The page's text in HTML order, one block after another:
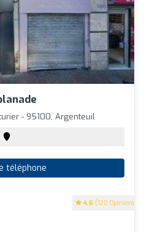
4.6 (120 Opinions)
- 95100, Argenteuil
téléphone